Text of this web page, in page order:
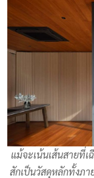
แม้จะเน้นเส้นสายที่เ
สักเป็นวัสดุหลักทั้งภ